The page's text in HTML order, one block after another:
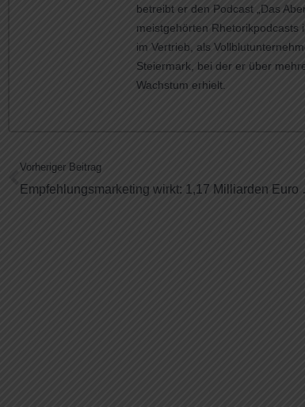
betreibt er den Podcast „Das
meistgehörten Rhetorikpodcasts
im Vertrieb, als
Steiermark, bei der er über
Wachstum erhielt.
Vorheriger Beitrag